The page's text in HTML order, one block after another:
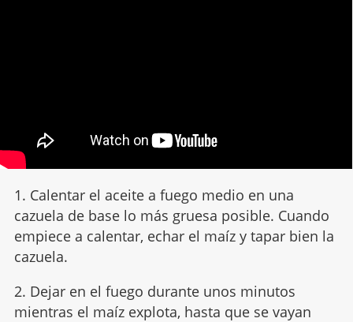
1. Calentar el aceite a fuego medio en una
cazuela de base lo más gruesa posible. Cuando
empiece a calentar, echar el maíz y tapar bien la
cazuela.
2. Dejar en el fuego durante unos minutos
mientras el maíz explota, hasta que se vayan